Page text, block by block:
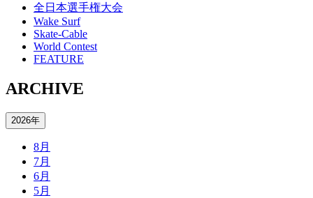
全日本選手権大会
Wake Surf
Skate-Cable
World Contest
FEATURE
ARCHIVE
2026年
8月
7月
6月
5月